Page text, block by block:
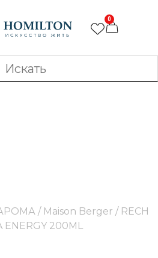
0
/ Maison Berger / RECH
ENERGY 200ML